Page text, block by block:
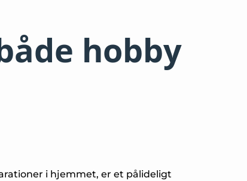
hobby
i hjemmet, er et pålideligt